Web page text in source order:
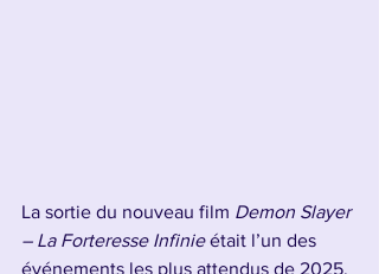
La sortie du nouveau film Demon Slayer
– La Forteresse Infinie était l’un des
événements les plus attendus de 2025.